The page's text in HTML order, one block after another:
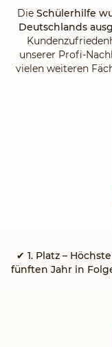
Die Schülerhilfe
Deutschlands
unserer Profi-
vielen weiteren
✔ 1. Platz –
fünften Jahr in